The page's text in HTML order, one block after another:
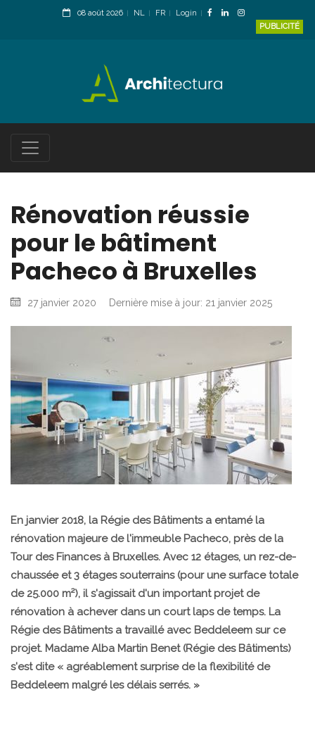
08 août 2026 NL FR
Login
PUBLICITÉ
Rénovation réussie
pour le bâtiment
Pacheco à Bruxelles
27 janvier 2020 Dernière mise à jour: 21 janvier 2025
En janvier 2018, la Régie des Bâtiments a entamé la
rénovation majeure de l'immeuble Pacheco, près de la
Tour des Finances à Bruxelles. Avec 12 étages, un rez-de-
chaussée et 3 étages souterrains (pour une surface totale
de 25.000 m²), il s'agissait d'un important projet de
rénovation à achever dans un court laps de temps. La
Régie des Bâtiments a travaillé avec Beddeleem sur ce
projet. Madame Alba Martin Benet (Régie des Bâtiments)
s'est dite « agréablement surprise de la flexibilité de
Beddeleem malgré les délais serrés. »